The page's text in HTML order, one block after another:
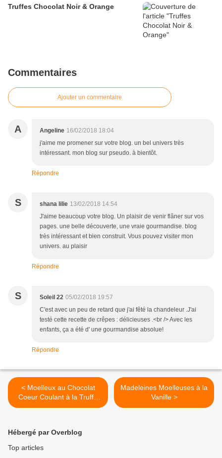
Truffes Chocolat Noir & Orange
Commentaires
Ajouter un commentaire
A Angeline 16/02/2018 18:04
j'aime me promener sur votre blog. un bel univers très
intéressant. mon blog sur pseudo. à bientôt.
Répondre
S shana lilie 13/02/2018 14:54
J'aime beaucoup votre blog. Un plaisir de venir flâner sur vos
pages. une belle découverte, une vraie gourmandise. blog
très intéressant et bien construit. Vous pouvez visiter mon
univers. au plaisir
Répondre
S Soleil 22 05/02/2018 19:57
C'est avec un peu de retard que j'ai fêté la chandeleur .J'ai
testé cette recette de crêpes : délicieuses .<br /> Avec les
enfants, ça a été d' une gourmandise absolue!
Répondre
< Moelleux au Chocolat
Coeur Coulant à la Truffe
{Sans Gluten}
Madeleines Moelleuses à la
Vanille >
Hébergé par Overblog
Top articles